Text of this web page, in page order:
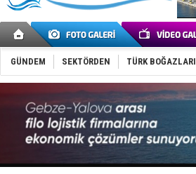
GÜNDEM SEKTÖRDEN TÜRK BOĞAZLARI